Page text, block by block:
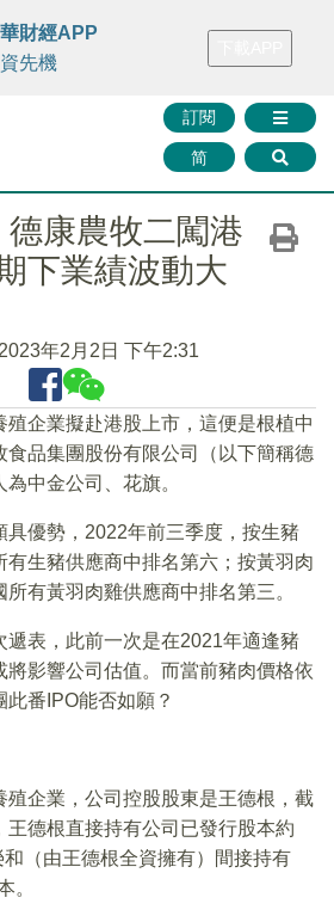
FINMETA 財華證券 媒體矩陣
訂閱
简
財經APP
先機
德康農牧二闖港
下業績波動大
2023年2月2日 下午2:31
殖企業擬赴港股上市，這便是根植中
食品集團股份有限公司（以下簡稱德
中金公司、花旗。
具優勢，2022年前三季度，按生豬
有生豬供應商中排名第六；按黃羽肉
有黃羽肉雞供應商中排名第三。
遞表，此前一次是在2021年適逢豬
將影響公司估值。而當前豬肉價格依
番IPO能否如願？
殖企業，公司控股股東是王德根，截
王德根直接持有公司已發行股本約
（由王德根全資擁有）間接持有
。